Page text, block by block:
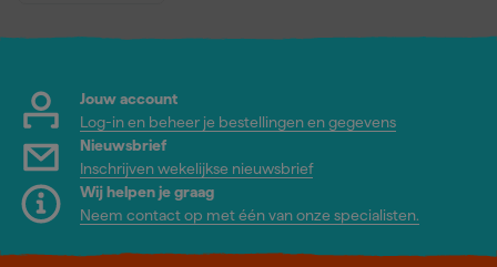
Jouw account
Log-in en beheer je bestellingen en gegevens
Nieuwsbrief
Inschrijven wekelijkse nieuwsbrief
Wij helpen je graag
Neem contact op met één van onze specialisten.